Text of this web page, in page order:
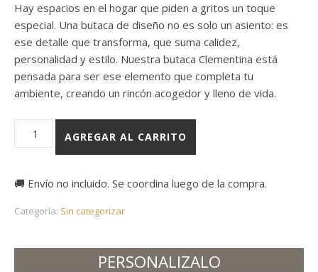
Hay espacios en el hogar que piden a gritos un toque
especial. Una butaca de diseño no es solo un asiento: es
ese detalle que transforma, que suma calidez,
personalidad y estilo. Nuestra butaca Clementina está
pensada para ser ese elemento que completa tu
ambiente, creando un rincón acogedor y lleno de vida.
Butaca Clementina cantidad
AGREGAR AL CARRITO
🚚 Envío no incluido. Se coordina luego de la compra.
Categoría: Sin categorizar
PERSONALIZALO